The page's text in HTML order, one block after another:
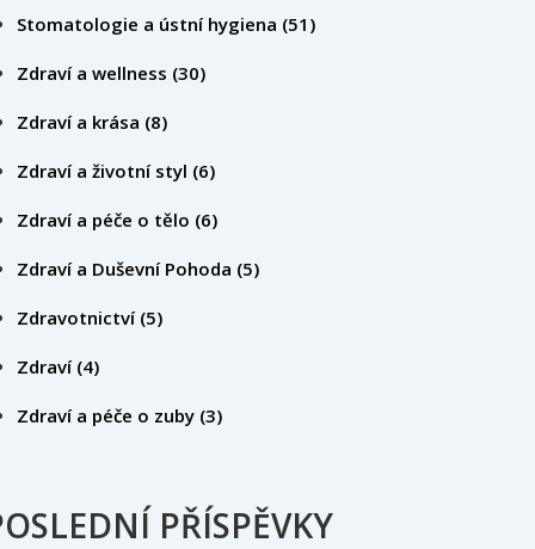
Stomatologie a ústní hygiena (51)
Zdraví a wellness (30)
Zdraví a krása (8)
Zdraví a životní styl (6)
Zdraví a péče o tělo (6)
Zdraví a Duševní Pohoda (5)
Zdravotnictví (5)
Zdraví (4)
Zdraví a péče o zuby (3)
PŘÍSPĚVKY